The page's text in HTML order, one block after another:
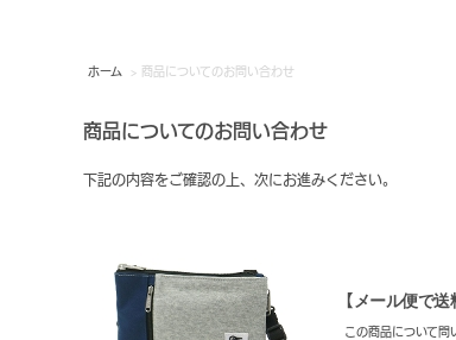
ホーム > 商品についてのお問い合わせ
商品についてのお問い合わせ
下記の内容をご確認の上、次にお進みください。
【メール便で
この商品について問